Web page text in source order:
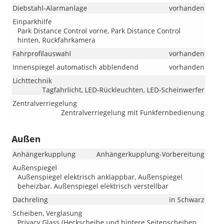
Diebstahl-Alarmanlage
vorhanden
Einparkhilfe
Park Distance Control vorne, Park Distance Control
hinten, Rückfahrkamera
Fahrprofilauswahl
vorhanden
Innenspiegel automatisch abblendend
vorhanden
Lichttechnik
Tagfahrlicht, LED-Rückleuchten, LED-Scheinwerfer
Zentralverriegelung
Zentralverriegelung mit Funkfernbedienung
Außen
Anhängerkupplung
Anhängerkupplung-Vorbereitung
Außenspiegel
Außenspiegel elektrisch anklappbar, Außenspiegel
beheizbar, Außenspiegel elektrisch verstellbar
Dachreling
in Schwarz
Scheiben, Verglasung